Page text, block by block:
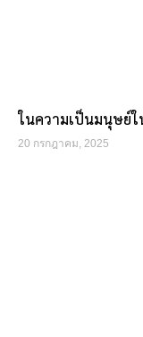
ในความเป็นมนุษย์ใ
20 กรกฎาคม, 2025